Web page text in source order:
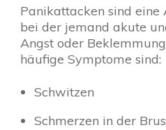
Panikattacken sind eine
bei der jemand akute
Angst oder
häufige Symptome sind:
Schwitzen
Schmerzen in der